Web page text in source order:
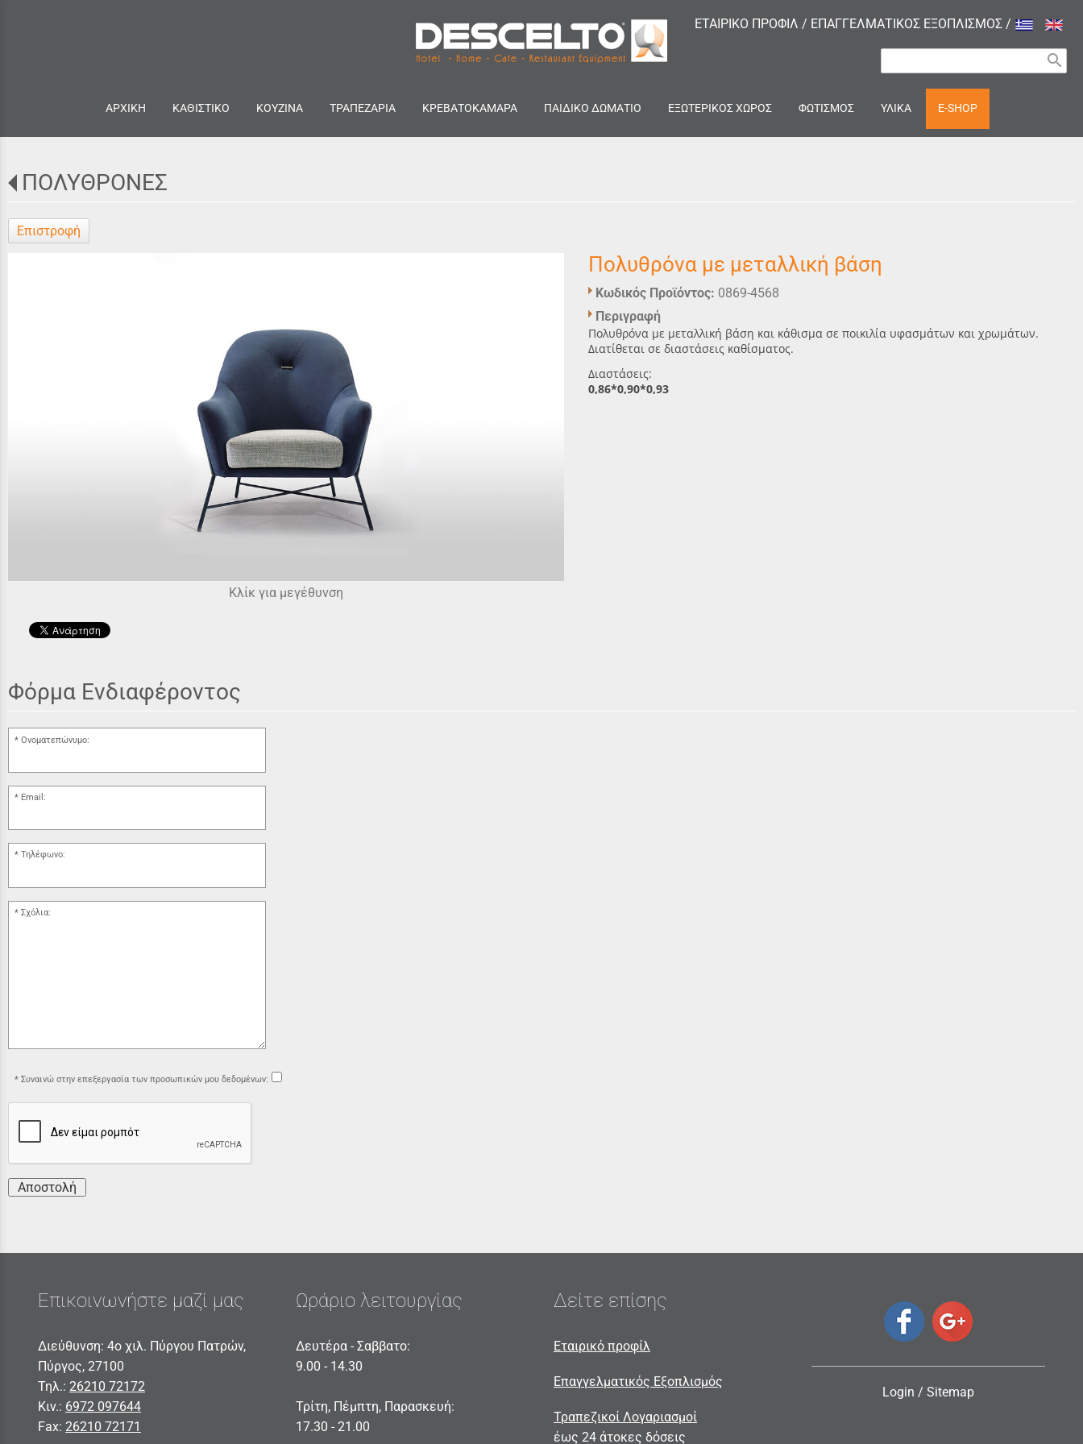
ΕΤΑΙΡΙΚΟ ΠΡΟΦΙΛ / ΕΠΑΓΓΕΛΜΑΤΙΚΟΣ ΕΞΟΠΛΙΣΜΟΣ /
search
ΑΡΧΙΚΗ ΚΑΘΙΣΤΙΚΟ ΚΟΥΖΙΝΑ ΤΡΑΠΕΖΑΡΙΑ ΚΡΕΒΑΤΟΚΑΜΑΡΑ ΠΑΙΔΙΚΟ ΔΩΜΑΤΙΟ ΕΞΩΤΕΡΙΚΟΣ ΧΩΡΟΣ ΦΩΤΙΣΜΟΣ ΥΛΙΚΑ E-SHOP
ΠΟΛΥΘΡΟΝΕΣ
Επιστροφή
Κλίκ για μεγέθυνση
Πολυθρόνα με μεταλλική βάση
Κωδικός Προϊόντος: 0869-4568
Περιγραφή
Πολυθρόνα με μεταλλική βάση και κάθισμα σε ποικιλία υφασμάτων και χρωμάτων.
Διατίθεται σε διαστάσεις καθίσματος.
Διαστάσεις:
0,86*0,90*0,93
Φόρμα Ενδιαφέροντος
Ονοματεπώνυμο:
Email:
Τηλέφωνο:
Σχόλια:
Συναινώ στην επεξεργασία των προσωπικών μου δεδομένων:
Αποστολή
Επικοινωνήστε μαζί μας
Διεύθυνση: 4ο χιλ. Πύργου Πατρών,
Πύργος, 27100
Τηλ.: 26210 72172
Κιν.: 6972 097644
Fax: 26210 72171
Ωράριο λειτουργίας
Δευτέρα - Σαββατο:
9.00 - 14.30
Τρίτη, Πέμπτη, Παρασκευή:
17.30 - 21.00
Δείτε επίσης
Εταιρικό προφίλ
Επαγγελματικός Εξοπλισμός
Τραπεζικοί Λογαριασμοί
έως 24 άτοκες δόσεις
Login / Sitemap